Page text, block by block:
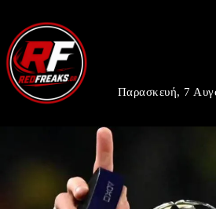
Παρασκευή, 7